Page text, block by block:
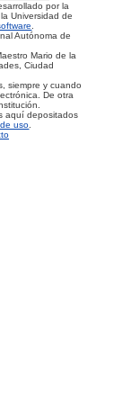
por la
Universidad de
.
Autónoma de
Mario de la
Ciudad
siempre y cuando
De otra
aquí depositados
uso.